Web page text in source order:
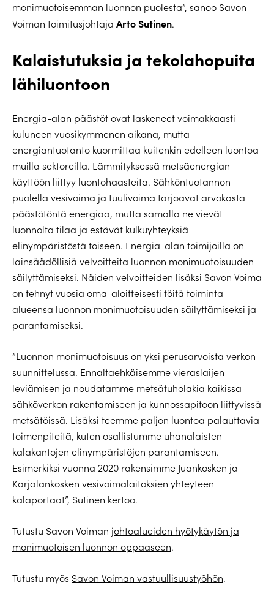
monimuotoisemman luonnon puolesta”, sanoo Savon
Voiman toimitusjohtaja Arto Sutinen.
Kalaistutuksia ja tekolahopuita
lähiluontoon
Energia-alan päästöt ovat laskeneet voimakkaasti
kuluneen vuosikymmenen aikana, mutta
energiantuotanto kuormittaa kuitenkin edelleen luontoa
muilla sektoreilla. Lämmityksessä metsäenergian
käyttöön liittyy luontohaasteita. Sähköntuotannon
puolella vesivoima ja tuulivoima tarjoavat arvokasta
päästötöntä energiaa, mutta samalla ne vievät
luonnolta tilaa ja estävät kulkuyhteyksiä
elinympäristöstä toiseen. Energia-alan toimijoilla on
lainsäädöllisiä velvoitteita luonnon monimuotoisuuden
säilyttämiseksi. Näiden velvoitteiden lisäksi Savon Voima
on tehnyt vuosia oma-aloitteisesti töitä toiminta-
alueensa luonnon monimuotoisuuden säilyttämiseksi ja
parantamiseksi.
”Luonnon monimuotoisuus on yksi perusarvoista verkon
suunnittelussa. Ennaltaehkäisemme vieraslaijen
leviämisen ja noudatamme metsätuholakia kaikissa
sähköverkon rakentamiseen ja kunnossapitoon liittyvissä
metsätöissä. Lisäksi teemme paljon luontoa palauttavia
toimenpiteitä, kuten osallistumme uhanalaisten
kalakantojen elinympäristöjen parantamiseen.
Esimerkiksi vuonna 2020 rakensimme Juankosken ja
Karjalankosken vesivoimalaitoksien yhteyteen
kalaportaat”, Sutinen kertoo.
Tutustu Savon Voiman johtoalueiden hyötykäytön ja
monimuotoisen luonnon oppaaseen.
Tutustu myös Savon Voiman vastuullisuustyöhön.